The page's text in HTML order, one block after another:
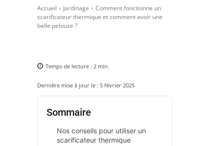
Accueil Jardinage
Comment fonctionne un
scarificateur thermique et comment avoir une
belle pelouse ?
Temps de lecture : 2 min.
Dernière mise à jour le : 5 février 2025
Sommaire
Nos conseils pour utiliser un
scarificateur thermique